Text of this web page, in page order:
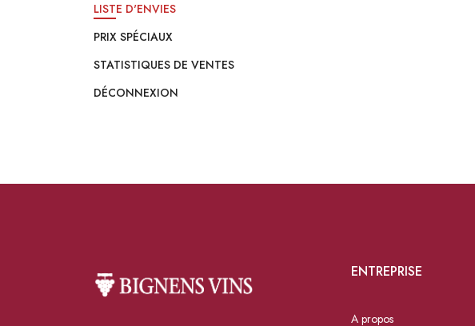
LISTE D'ENVIES
PRIX SPÉCIAUX
STATISTIQUES DE VENTES
DÉCONNEXION
ENTREPRISE
A propos